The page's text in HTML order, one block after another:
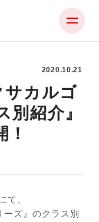
2020.10.21
サカルゴ
別紹介』
て、
ズ』のクラス別